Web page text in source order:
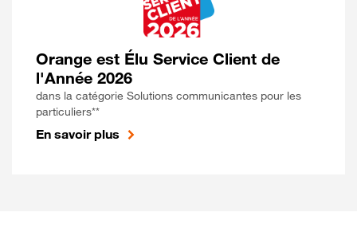
Orange est Élu Service Client de
l'Année 2026
dans la catégorie Solutions communicantes pour les
particuliers**
En savoir plus